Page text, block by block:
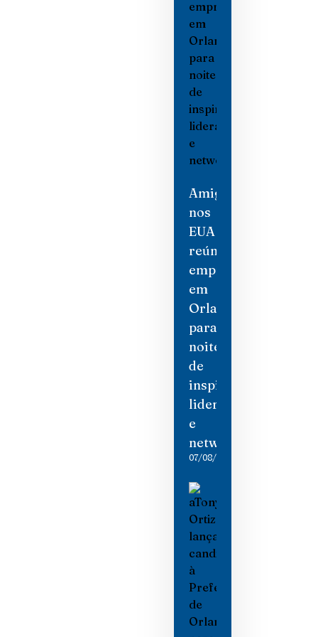
Amigas
nos
EUA
reúne
empresárias
em
Orlando
para
noite
de
inspiração,
liderança
e
networking
07/08/2026